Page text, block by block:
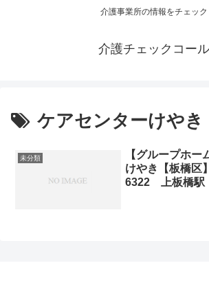
介護事業所の情報をチェック
介護チェックコール
ケアセンターけやき
未分類
【グループホー
けやき【板橋区
6322 上板橋駅